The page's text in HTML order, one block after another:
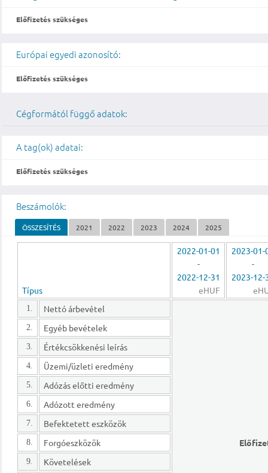
Előfizetés szükséges
Európai egyedi azonosító:
Előfizetés szükséges
Cégformától függő adatok:
A tag(ok) adatai:
Előfizetés szükséges
Beszámolók:
ÖSSZESÍTÉS 2021 2022 2023 2024 2025
Típus
2022-01-01
-
2022-12-31
eHUF
2023-01-
-
2023-12-
1. Nettó árbevétel
2. Egyéb bevételek
3. Értékcsökkenési leírás
4. Üzemi/üzleti eredmény
5. Adózás előtti eredmény
6. Adózott eredmény
7. Befektetett eszközök
8. Forgóeszközök
9. Követelések